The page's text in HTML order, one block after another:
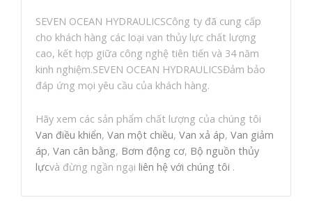
SEVEN OCEAN HYDRAULICSCông ty đã cung cấp
cho khách hàng các loại van thủy lực chất lượng
cao, kết hợp giữa công nghệ tiên tiến và 34 năm
kinh nghiệm.SEVEN OCEAN HYDRAULICSĐảm bảo
đáp ứng mọi yêu cầu của khách hàng.
Hãy xem các sản phẩm chất lượng của chúng tôi
Van điều khiển, Van một chiều, Van xả áp, Van giảm
áp, Van cân bằng, Bơm động cơ, Bộ nguồn thủy
lựcvà đừng ngần ngại liên hệ với chúng tôi .